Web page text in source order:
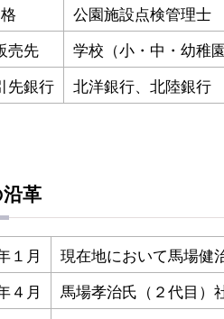
公園施設点検管理士
売先
学校（小・中・幼稚
先銀行
北洋銀行、北陸銀行
革
１月
現在地において馬場健
４月
馬場孝治氏（２代目）